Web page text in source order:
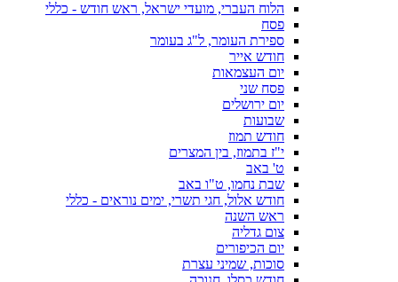
הלוח העברי, מועדי ישראל, ראש חודש - כללי
פסח
ספירת העומר, ל"ג בעומר
חודש אייר
יום העצמאות
פסח שני
יום ירושלים
שבועות
חודש תמוז
י"ז בתמוז, בין המצרים
ט' באב
שבת נחמו, ט"ו באב
חודש אלול, חגי תשרי, ימים נוראים - כללי
ראש השנה
צום גדליה
יום הכיפורים
סוכות, שמיני עצרת